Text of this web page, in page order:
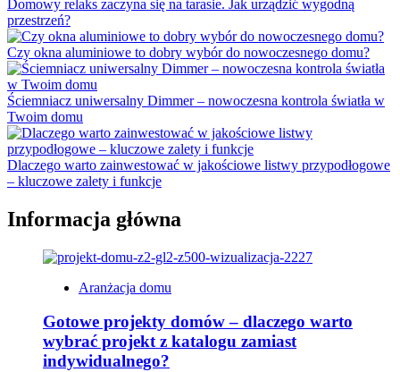
Domowy relaks zaczyna się na tarasie. Jak urządzić wygodną
przestrzeń?
Czy okna aluminiowe to dobry wybór do nowoczesnego domu?
Ściemniacz uniwersalny Dimmer – nowoczesna kontrola światła w
Twoim domu
Dlaczego warto zainwestować w jakościowe listwy przypodłogowe
– kluczowe zalety i funkcje
Informacja główna
Aranżacja domu
Gotowe projekty domów – dlaczego warto
wybrać projekt z katalogu zamiast
indywidualnego?